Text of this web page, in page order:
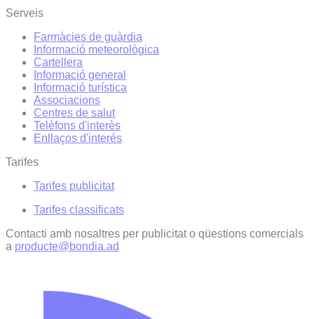
Serveis
Farmàcies de guàrdia
Informació meteorològica
Cartellera
Informació general
Informació turística
Associacions
Centres de salut
Telèfons d'interès
Enllaços d'interés
Tarifes
Tarifes publicitat
Tarifes classificats
Contacti amb nosaltres per publicitat o qüestions comercials
a producte@bondia.ad